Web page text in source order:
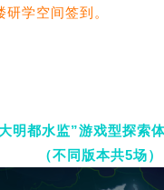
学空间签到。
明都水监”游戏型探索
（不同版本共5场）